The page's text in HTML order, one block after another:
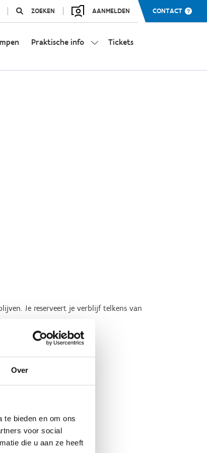
Over
te bieden en om ons
voor social
die u aan ze heeft
ZOEKEN AANMELDEN CONTACT
Praktische info Tickets
Je reserveert je verblijf telkens van
07 tot 24/07.